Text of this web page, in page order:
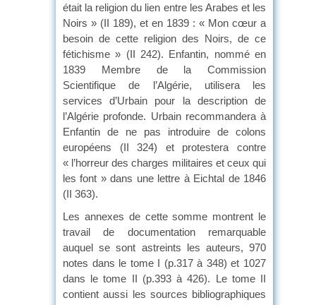
était la religion du lien entre les Arabes et les
Noirs » (II 189), et en 1839 : « Mon cœur a
besoin de cette religion des Noirs, de ce
fétichisme » (II 242). Enfantin, nommé en
1839 Membre de la Commission
Scientifique de l’Algérie, utilisera les
services d’Urbain pour la description de
l’Algérie profonde. Urbain recommandera à
Enfantin de ne pas introduire de colons
européens (II 324) et protestera contre
« l’horreur des charges militaires et ceux qui
les font » dans une lettre à Eichtal de 1846
(II 363).
Les annexes de cette somme montrent le
travail de documentation remarquable
auquel se sont astreints les auteurs, 970
notes dans le tome I (p.317 à 348) et 1027
dans le tome II (p.393 à 426). Le tome II
contient aussi les sources bibliographiques